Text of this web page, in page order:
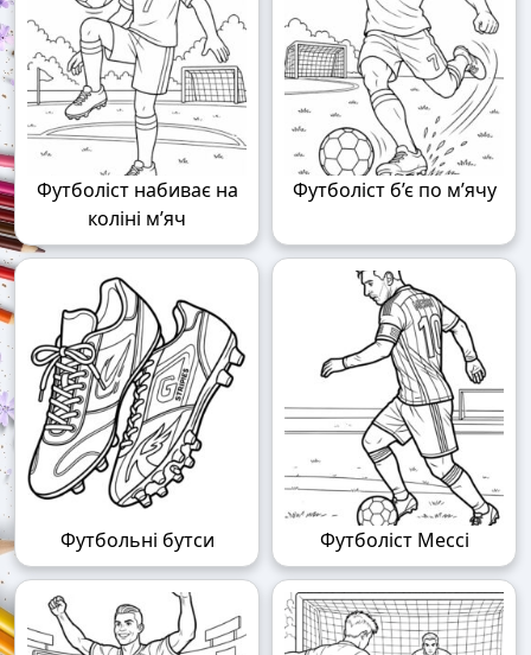
Футболіст набиває на
коліні м’яч
Футболіст б’є по м’ячу
Футбольні бутси Футболіст Мессі